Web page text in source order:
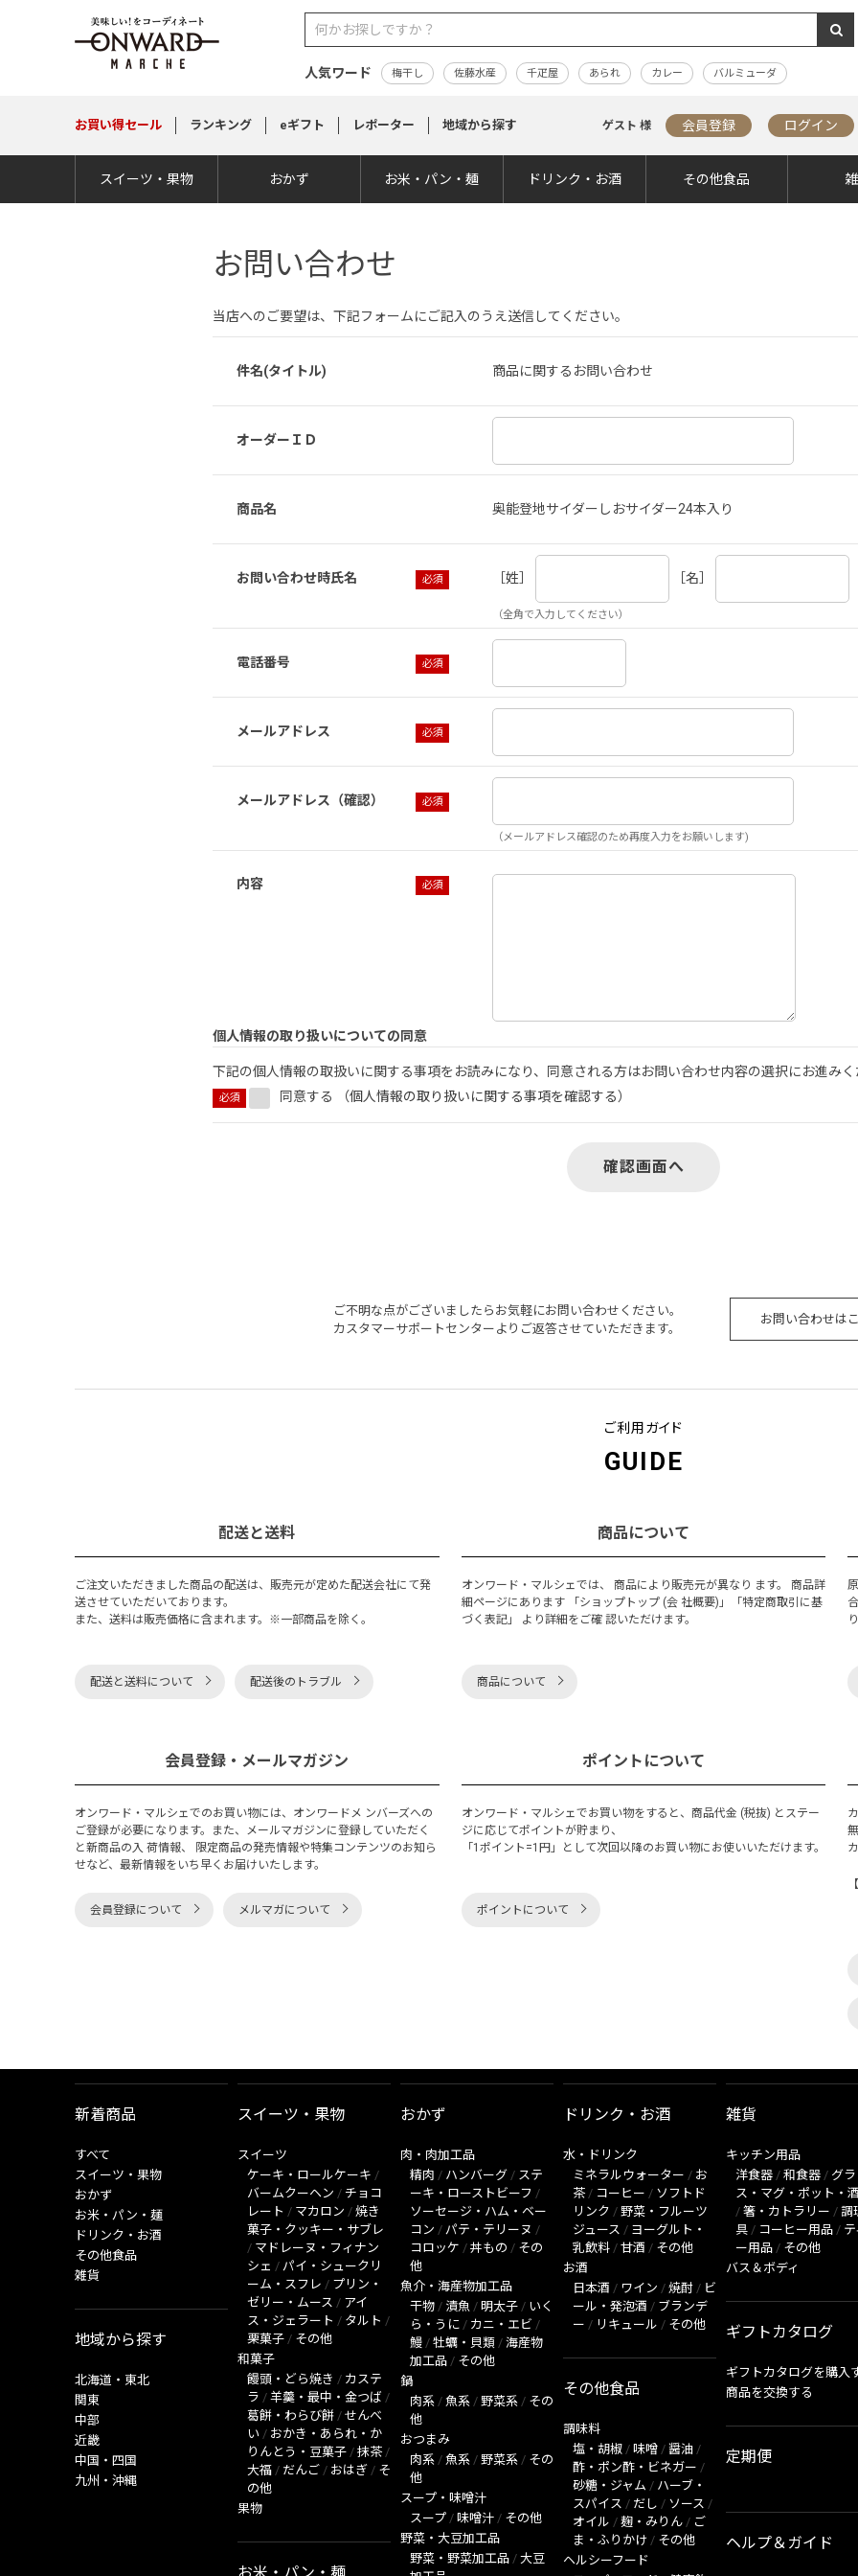
人気ワード 梅干し 佐藤水産 千疋屋 あられ カレー バルミューダ
お買い得セール ランキング eギフト レポーター 地域から探す ゲスト 様 会員登録 ログイン
スイーツ・果物 おかず お米・パン・麺 ドリンク・お酒 その他食品
お問い合わせ
当店へのご要望は、下記フォームにご記入のうえ送信してください。
件名(タイトル) 商品に関するお問い合わせ
オーダーＩＤ
商品名 奥能登地サイダーしおサイダー24本入り
お問い合わせ時氏名 ［姓］ ［名］
（全角で入力してください）
電話番号
メールアドレス
メールアドレス（確認）
（メールアドレス確認のため再度入力をお願いします)
内容
個人情報の取り扱いについての同意
下記の個人情報の取扱いに関する事項をお読みになり、同意される方はお問い合わせ内容の選択にお進み
同意する （個人情報の取り扱いに関する事項を確認する）
ご不明な点がございましたらお気軽にお問い合わせください。
カスタマーサポートセンターよりご返答させていただきます。
お問い合わせは
ご利用ガイド
GUIDE
配送と送料
ご注文いただきました商品の配送は、販売元が定めた配送会社にて発
送させていただいております。
また、送料は販売価格に含まれます。※一部商品を除く。
配送と送料について 配送後のトラブル
商品について
オンワード・マルシェでは、 商品により販売元が異なり ます。 商品詳
細ページにあります 「ショップトップ (会 社概要)」「特定商取引に基
づく表記」 より詳細をご確 認いただけます。
商品について
会員登録・メールマガジン
オンワード・マルシェでのお買い物には、オンワードメ ンバーズへの
ご登録が必要になります。また、メールマガジンに登録していただく
と新商品の入 荷情報、 限定商品の発売情報や特集コンテンツのお知ら
せなど、最新情報をいち早くお届けいたします。
会員登録について メルマガについて
ポイントについて
オンワード・マルシェでお買い物をすると、商品代金 (税抜) とステー
ジに応じてポイントが貯まり、
「1ポイント=1円」として次回以降のお買い物にお使いいただけます。
ポイントについて
新着商品
すべて
スイーツ・果物
おかず
お米・パン・麺
ドリンク・お酒
その他食品
雑貨
地域から探す
北海道・東北
関東
中部
近畿
中国・四国
九州・沖縄
スイーツ・果物
スイーツ
ケーキ・ロールケーキ /
バームクーヘン / チョコ
レート / マカロン / 焼き
菓子・クッキー・サブレ
/ マドレーヌ・フィナン
シェ / パイ・シュークリ
ーム・スフレ / プリン・
ゼリー・ムース / アイ
ス・ジェラート / タルト /
栗菓子 / その他
和菓子
饅頭・どら焼き / カステ
ラ / 羊羹・最中・金つば /
葛餅・わらび餅 / せんべ
い / おかき・あられ・か
りんとう・豆菓子 / 抹茶 /
大福 / だんご / おはぎ / そ
の他
果物
おかず
肉・肉加工品
精肉 / ハンバーグ / ステ
ーキ・ローストビーフ /
ソーセージ・ハム・ベー
コン / パテ・テリーヌ /
コロッケ / 丼もの / その
他
魚介・海産物加工品
干物 / 漬魚 / 明太子 / いく
ら・うに / カニ・エビ /
鰻 / 牡蠣・貝類 / 海産物
加工品 / その他
鍋
肉系 / 魚系 / 野菜系 / その
他
おつまみ
肉系 / 魚系 / 野菜系 / その
他
スープ・味噌汁
スープ / 味噌汁 / その他
野菜・大豆加工品
野菜・野菜加工品 / 大豆
ドリンク・お酒
水・ドリンク
ミネラルウォーター / お
茶 / コーヒー / ソフトド
リンク / 野菜・フルーツ
ジュース / ヨーグルト・
乳飲料 / 甘酒 / その他
お酒
日本酒 / ワイン / 焼酎 / ビ
ール・発泡酒 / ブランデ
ー / リキュール / その他
その他食品
調味料
塩・胡椒 / 味噌 / 醤油 /
酢・ポン酢・ビネガー /
砂糖・ジャム / ハーブ・
スパイス / だし / ソース /
オイル / 麹・みりん / ご
ま・ふりかけ / その他
ヘルシーフード
雑貨
キッチン用品
洋食器 / 和食器 / グラ
ス・マグ・ポット・
/ 箸・カトラリー / 調
具 / コーヒー用品 /
ー用品 / その他
バス＆ボディ
ギフトカタログ
ギフトカタログを購入
商品を交換する
定期便
ヘルプ＆ガイド